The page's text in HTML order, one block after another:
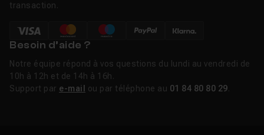
transaction.
Besoin d’aide ?
Notre équipe répond à vos questions du lundi au vendredi de
10h à 12h et de 14h à 16h.
Support par e-mail ou par téléphone au 01 84 80 80 29